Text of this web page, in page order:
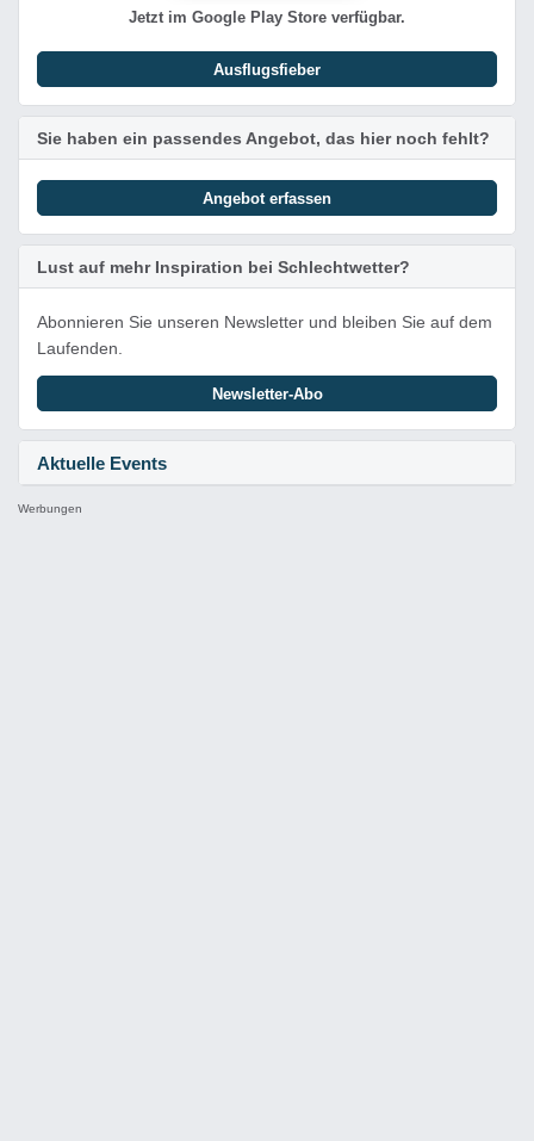
Aktuelle Events
Jetzt im Google Play Store verfügbar.
Ausflugsfieber
Sie haben ein passendes Angebot, das hier noch fehlt?
Angebot erfassen
Lust auf mehr Inspiration bei Schlechtwetter?
Abonnieren Sie unseren Newsletter und bleiben Sie auf dem
Laufenden.
Newsletter-Abo
Werbungen